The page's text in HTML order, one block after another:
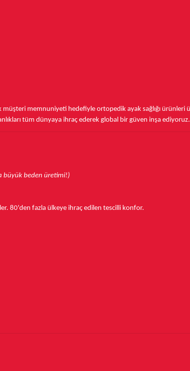
müşteri memnuniyeti hedefiyle ortopedik ayak sağlığı ürünleri
tüm dünyaya ihraç ederek global bir güven inşa ediyoruz.
büyük beden üretimi!)
80'den fazla ülkeye ihraç edilen tescilli konfor.